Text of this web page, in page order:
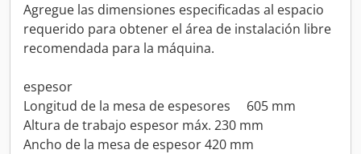
Agregue las dimensiones especificadas al espacio
requerido para obtener el área de instalación libre
recomendada para la máquina.
espesor
Longitud de la mesa de espesores 605 mm
Altura de trabajo espesor máx. 230 mm
Ancho de la mesa de espesor 420 mm